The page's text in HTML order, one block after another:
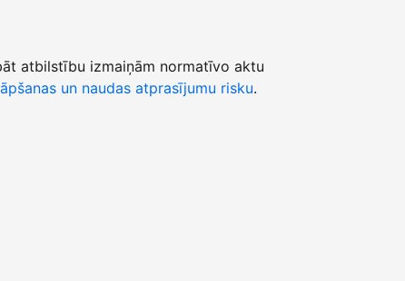
atbilstību izmaiņām normatīvo aktu
un naudas atprasījumu risku.